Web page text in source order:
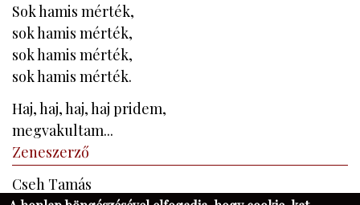
Sok hamis mérték,
sok hamis mérték,
sok hamis mérték,
sok hamis mérték.
Haj, haj, haj, haj pridem,
megvakultam...
Zeneszerző
Cseh Tamás